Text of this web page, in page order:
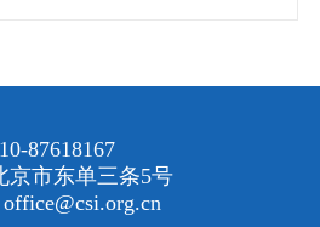
87618167
京市东单三条5号